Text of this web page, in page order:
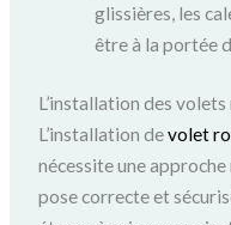
glissières, les
être à la portée
L’installation des
L’installation devolet
nécessite une
pose correcte et